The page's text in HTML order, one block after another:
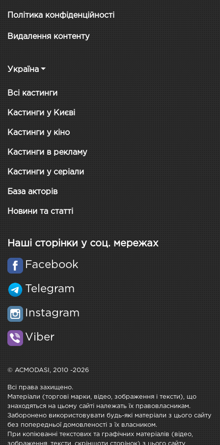
Політика конфіденційності
Видалення контенту
Україна
Всі кастинги
Кастинги у Києві
Кастинги у кіно
Кастинги в рекламу
Кастинги у серіали
База акторів
Новини та статті
Наші сторінки у соц. мережах
Facebook
Telegram
Instagram
Viber
© ACMODASI, 2010 -2026
Всі права захищено.
Матеріали (торгові марки, відео, зображення і тексти), що
знаходяться на цьому сайті належать їх правовласникам.
Заборонено використовувати будь-які матеріали з цього сайту
без попередньої домовленості з їх власником.
При копіюванні текстових та графічних матеріалів (відео,
зображення, тексти, скріншоти сторінок) з цього сайту